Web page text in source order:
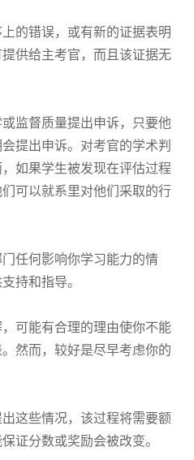
的错误，或有新的证据表明
供给主考官，而且该证据无
监督质量提出申诉，只要他
提出申诉。对考官的学术判
如果学生被发现在评估过程
可以就系里对他们采取的行
任何影响你学习能力的情
持和指导。
可能有合理的理由使你不能
然而，较好是尽早考虑你的
这些情况，该过程将需要额
证分数或奖励会被改变。